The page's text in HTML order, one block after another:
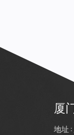
厦
地址